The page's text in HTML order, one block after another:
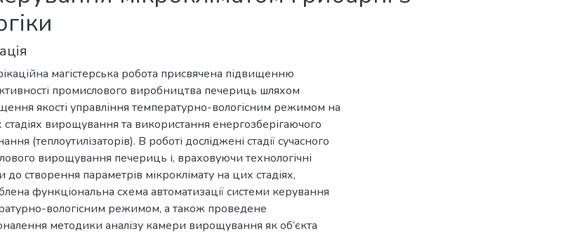
магістерська робота присвячена підвищенню
промислового виробництва печериць шляхом
якості управління температурно-вологісним режимом на
стадіях вирощування та використання енергозберігаючого
(теплоутилізаторів). В роботі досліджені стадії сучасного
вирощування печериць і, враховуючи технологічні
до створення параметрів мікроклімату на цих стадіях,
функціональна схема автоматизації системи керування
вологісним режимом, а також проведене
методики аналізу камери вирощування як об’єкта